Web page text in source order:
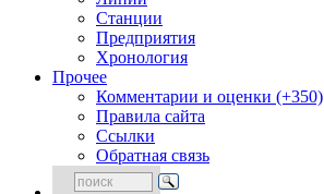
Станции
Предприятия
Хронология
Прочее
Комментарии и оценки (+350)
Правила сайта
Ссылки
Обратная связь